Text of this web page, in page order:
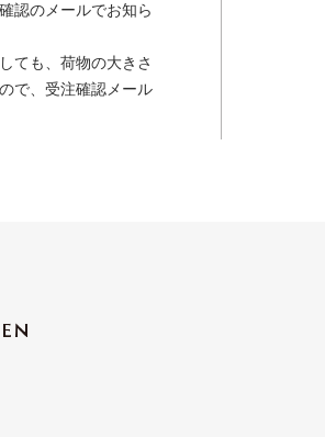
認のメールでお知ら
ても、荷物の大きさ
で、受注確認メール